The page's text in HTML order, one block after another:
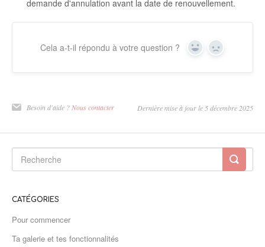
demande d'annulation avant la date de renouvellement.
Cela a-t-il répondu à votre question ? Oui Non
Besoin d'aide ?Nous contacter Dernière mise à jour le 5 décembre 2025
CATÉGORIES
Pour commencer
Ta galerie et tes fonctionnalités